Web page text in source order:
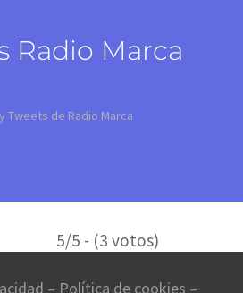
Radio Marca
Tweets de Radio Marca
5/5 - (3 votos)
– Política de cookies –